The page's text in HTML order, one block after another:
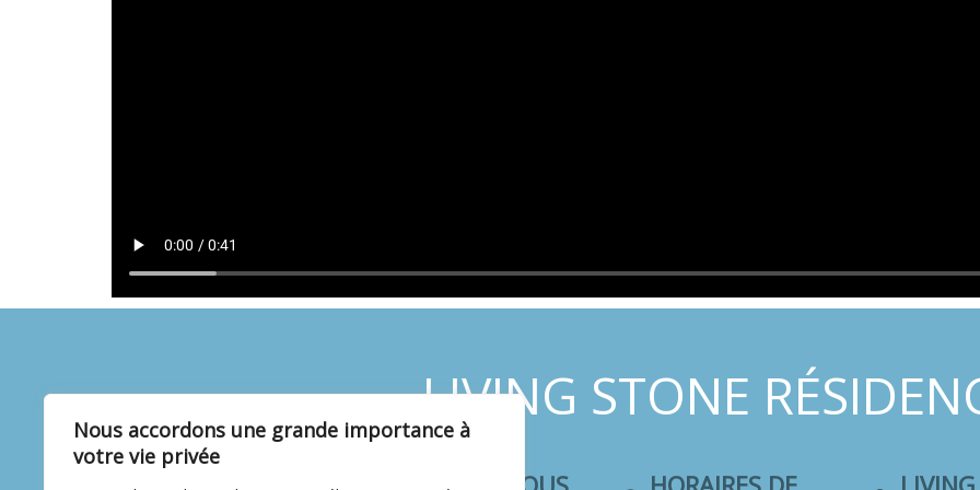
Nous accordons une grande importance à
votre vie privée
LIVING STONE